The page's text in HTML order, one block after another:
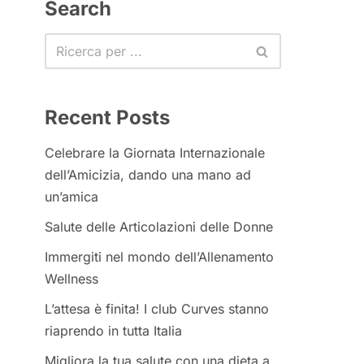
Search
Recent Posts
Celebrare la Giornata Internazionale
dell’Amicizia, dando una mano ad
un’amica
Salute delle Articolazioni delle Donne
Immergiti nel mondo dell’Allenamento
Wellness
L’attesa è finita! I club Curves stanno
riaprendo in tutta Italia
Migliora la tua salute con una dieta a